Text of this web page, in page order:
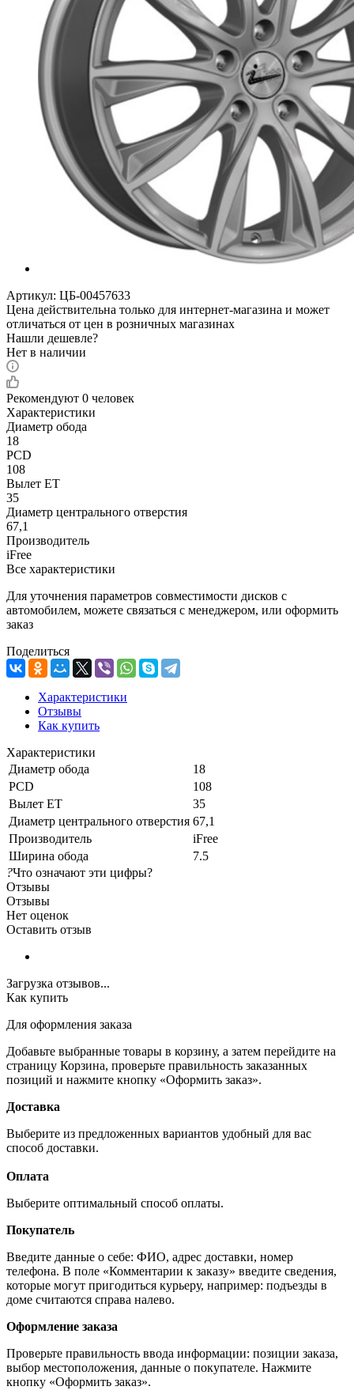
Артикул: ЦБ-00457633
Цена действительна только для интернет-магазина и может
отличаться от цен в розничных магазинах
Нашли дешевле?
Нет в наличии
Рекомендуют 0 человек
Характеристики
Диаметр обода
18
PCD
108
Вылет ET
35
Диаметр центрального отверстия
67,1
Производитель
iFree
Все характеристики
Для уточнения параметров совместимости дисков с
автомобилем, можете связаться с менеджером, или оформить
заказ
Поделиться
Характеристики
Отзывы
Как купить
Характеристики
Диаметр обода
18
PCD
108
Вылет ET
35
Диаметр центрального отверстия 67,1
Производитель
iFree
Ширина обода
7.5
?Что означают эти цифры?
Отзывы
Отзывы
Нет оценок
Оставить отзыв
Загрузка отзывов...
Как купить
Для оформления заказа
Добавьте выбранные товары в корзину, а затем перейдите на
страницу Корзина, проверьте правильность заказанных
позиций и нажмите кнопку «Оформить заказ».
Доставка
Выберите из предложенных вариантов удобный для вас
способ доставки.
Оплата
Выберите оптимальный способ оплаты.
Покупатель
Введите данные о себе: ФИО, адрес доставки, номер
телефона. В поле «Комментарии к заказу» введите сведения,
которые могут пригодиться курьеру, например: подъезды в
доме считаются справа налево.
Оформление заказа
Проверьте правильность ввода информации: позиции заказа,
выбор местоположения, данные о покупателе. Нажмите
кнопку «Оформить заказ».